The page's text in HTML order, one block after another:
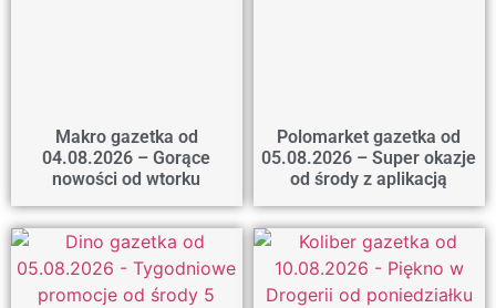
Makro gazetka od
04.08.2026 – Gorące
nowości od wtorku
Polomarket gazetka od
05.08.2026 – Super okazje
od środy z aplikacją